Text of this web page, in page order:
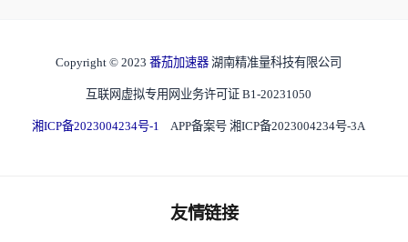
Copyright © 2023 番茄加速器 湖南精准量科技有限公司
互联网虚拟专用网业务许可证 B1-20231050
湘ICP备2023004234号-1 APP备案号 湘ICP备2023004234号-3A
友情链接